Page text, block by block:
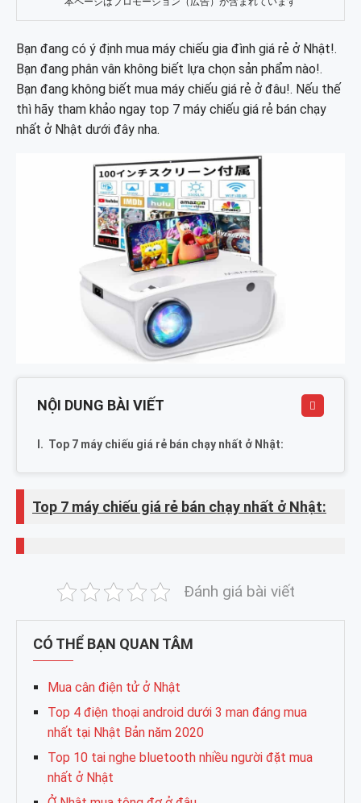
Bạn đang có ý định mua máy chiếu gia đình giá rẻ ở Nhật!.
Bạn đang phân vân không biết lựa chọn sản phẩm nào!.
Bạn đang không biết mua máy chiếu giá rẻ ở đâu!. Nếu thế
thì hãy tham khảo ngay top 7 máy chiếu giá rẻ bán chạy
nhất ở Nhật dưới đây nha.
NỘI DUNG BÀI VIẾT
Top 7 máy chiếu giá rẻ bán chạy nhất ở Nhật:
Top 7 máy chiếu giá rẻ bán chạy nhất ở Nhật:
Đánh giá bài viết
CÓ THỂ BẠN QUAN TÂM
Mua cân điện tử ở Nhật
Top 4 điện thoại android dưới 3 man đáng mua
nhất tại Nhật Bản năm 2020
Top 10 tai nghe bluetooth nhiều người đặt mua
nhất ở Nhật